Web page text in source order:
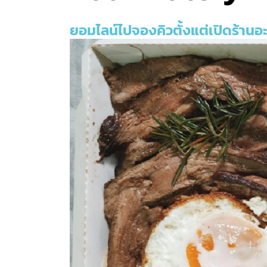
ยอมไลน์ไปจองคิวตั้งแต่เปิดร้านอ